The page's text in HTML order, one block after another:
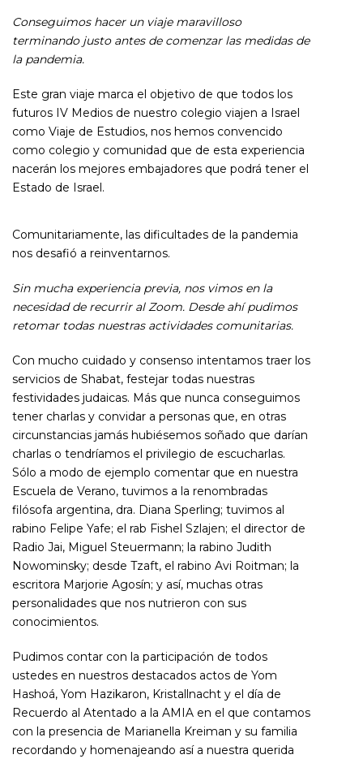
Conseguimos hacer un viaje maravilloso
terminando justo antes de comenzar las medidas de
la pandemia.
Este gran viaje marca el objetivo de que todos los
futuros IV Medios de nuestro colegio viajen a Israel
como Viaje de Estudios, nos hemos convencido
como colegio y comunidad que de esta experiencia
nacerán los mejores embajadores que podrá tener el
Estado de Israel.
Comunitariamente, las dificultades de la pandemia
nos desafió a reinventarnos.
Sin mucha experiencia previa, nos vimos en la
necesidad de recurrir al Zoom. Desde ahí pudimos
retomar todas nuestras actividades comunitarias.
Con mucho cuidado y consenso intentamos traer los
servicios de Shabat, festejar todas nuestras
festividades judaicas. Más que nunca conseguimos
tener charlas y convidar a personas que, en otras
circunstancias jamás hubiésemos soñado que darían
charlas o tendríamos el privilegio de escucharlas.
Sólo a modo de ejemplo comentar que en nuestra
Escuela de Verano, tuvimos a la renombradas
filósofa argentina, dra. Diana Sperling; tuvimos al
rabino Felipe Yafe; el rab Fishel Szlajen; el director de
Radio Jai, Miguel Steuermann; la rabino Judith
Nowominsky; desde Tzaft, el rabino Avi Roitman; la
escritora Marjorie Agosín; y así, muchas otras
personalidades que nos nutrieron con sus
conocimientos.
Pudimos contar con la participación de todos
ustedes en nuestros destacados actos de Yom
Hashoá, Yom Hazikaron, Kristallnacht y el día de
Recuerdo al Atentado a la AMIA en el que contamos
con la presencia de Marianella Kreiman y su familia
recordando y homenajeando así a nuestra querida